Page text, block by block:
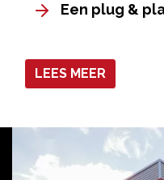
Een plug &
LEES MEER